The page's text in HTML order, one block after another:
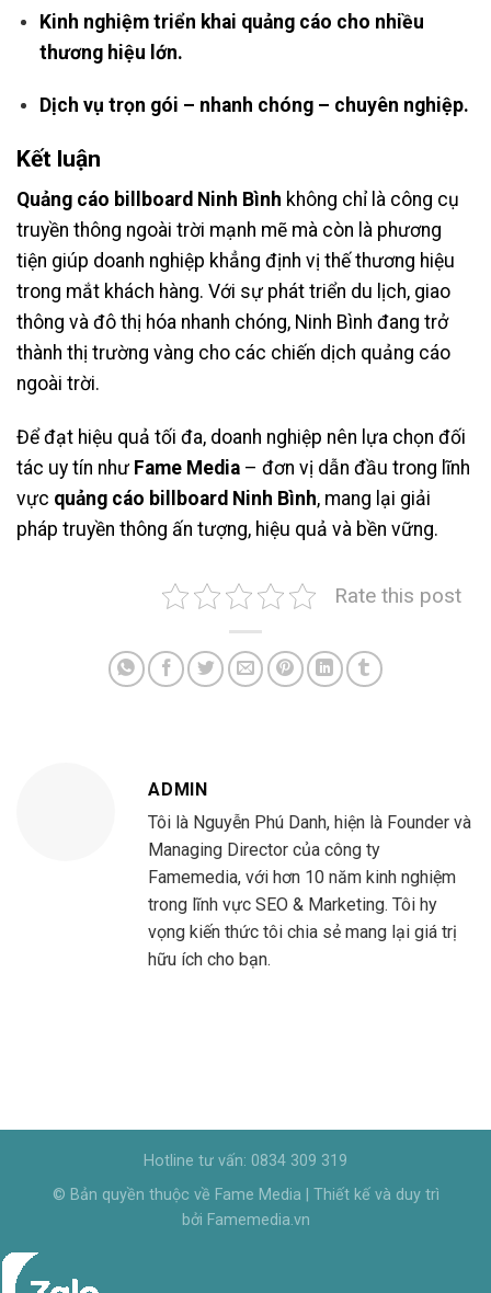
Kinh nghiệm triển khai quảng cáo cho nhiều
thương hiệu lớn.
Dịch vụ trọn gói – nhanh chóng – chuyên nghiệp.
Kết luận
Quảng cáo billboard Ninh Bình không chỉ là công cụ
truyền thông ngoài trời mạnh mẽ mà còn là phương
tiện giúp doanh nghiệp khẳng định vị thế thương hiệu
trong mắt khách hàng. Với sự phát triển du lịch, giao
thông và đô thị hóa nhanh chóng, Ninh Bình đang trở
thành thị trường vàng cho các chiến dịch quảng cáo
ngoài trời.
Để đạt hiệu quả tối đa, doanh nghiệp nên lựa chọn đối
tác uy tín như Fame Media – đơn vị dẫn đầu trong lĩnh
vực quảng cáo billboard Ninh Bình, mang lại giải
pháp truyền thông ấn tượng, hiệu quả và bền vững.
Rate this post
ADMIN
Tôi là Nguyễn Phú Danh, hiện là Founder và
Managing Director của công ty
Famemedia, với hơn 10 năm kinh nghiệm
trong lĩnh vực SEO & Marketing. Tôi hy
vọng kiến thức tôi chia sẻ mang lại giá trị
hữu ích cho bạn.
Hotline tư vấn: 0834 309 319
© Bản quyền thuộc về Fame Media | Thiết kế và duy trì
bởi Famemedia.vn